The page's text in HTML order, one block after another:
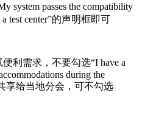
passes the compatibility
a test center”的声明框即可
需求，不要勾选“I have a
during the
享给当地分会，可不勾选